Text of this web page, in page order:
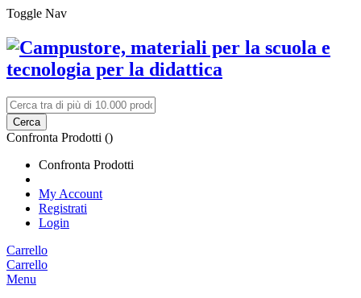
Toggle Nav
Cerca
Confronta Prodotti ()
Confronta Prodotti
My Account
Registrati
Login
Carrello
Carrello
Menu